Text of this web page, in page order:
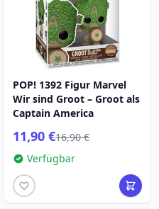
POP! 1392 Figur Marvel
Wir sind Groot – Groot als
Captain America
11,90 €16,90 €
Verfügbar